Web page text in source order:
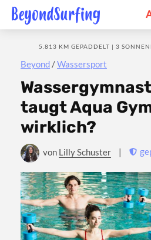
Beyond /Wassersport
5.813 KM GEPADDELT | 3
taugt Aqua
wirklich?
von Lilly Schuster |